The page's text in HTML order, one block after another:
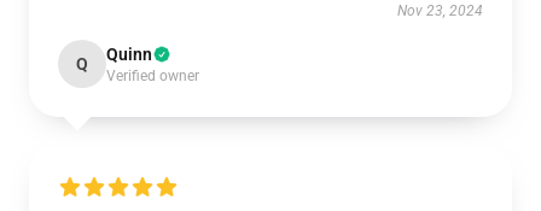
Nov 23, 2024
Q Quinn
Verified owner